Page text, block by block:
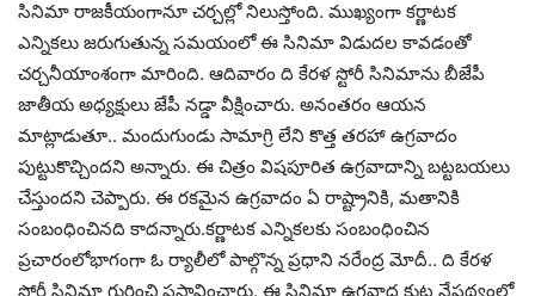
సినిమా రాజకీయంగానూ చర్చల్లో నిలుస్తోంది. ముఖ్యంగా కర్ణాటక
ఎన్నికలు జరుగుతున్న సమయంలో ఈ సినిమా విడుదల కావడంతో
చర్చనీయాంశంగా మారింది. ఆదివారం ది కేరళ స్టోరీ సినిమాను బీజేపీ
జాతీయ అధ్యక్షులు జేపీ నడ్డా వీక్షించారు. అనంతరం ఆయన
మాట్లాడుతూ.. మందుగుండు సామాగ్రి లేని కొత్త తరహా ఉగ్రవాదం
పుట్టుకొచ్చిందని అన్నారు. ఈ చిత్రం విషపూరిత ఉగ్రవాదాన్ని బట్టబయలు
చేస్తుందని చెప్పారు. ఈ రకమైన ఉగ్రవాదం ఏ రాష్ట్రానికి, మతానికి
సంబంధించినది కాదన్నారు.కర్ణాటక ఎన్నికలకు సంబంధించిన
ప్రచారంలోభాగంగా ఓ ర్యాలీలో పాల్గొన్న ప్రధాని నరేంద్ర మోదీ.. ది కేరళ
స్టోరీ సినిమా గురించి ప్రస్తావించారు. ఈ సినిమా ఉగ్రవాద కుట్ర నేపథ్యంలో